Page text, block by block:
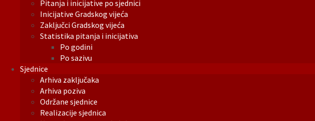
Pitanja i inicijative po sjednici
Inicijative Gradskog vijeća
Zaključci Gradskog vijeća
Statistika pitanja i inicijativa
Po godini
Po sazivu
Sjednice
Arhiva zaključaka
Arhiva poziva
Održane sjednice
Realizacije sjednica